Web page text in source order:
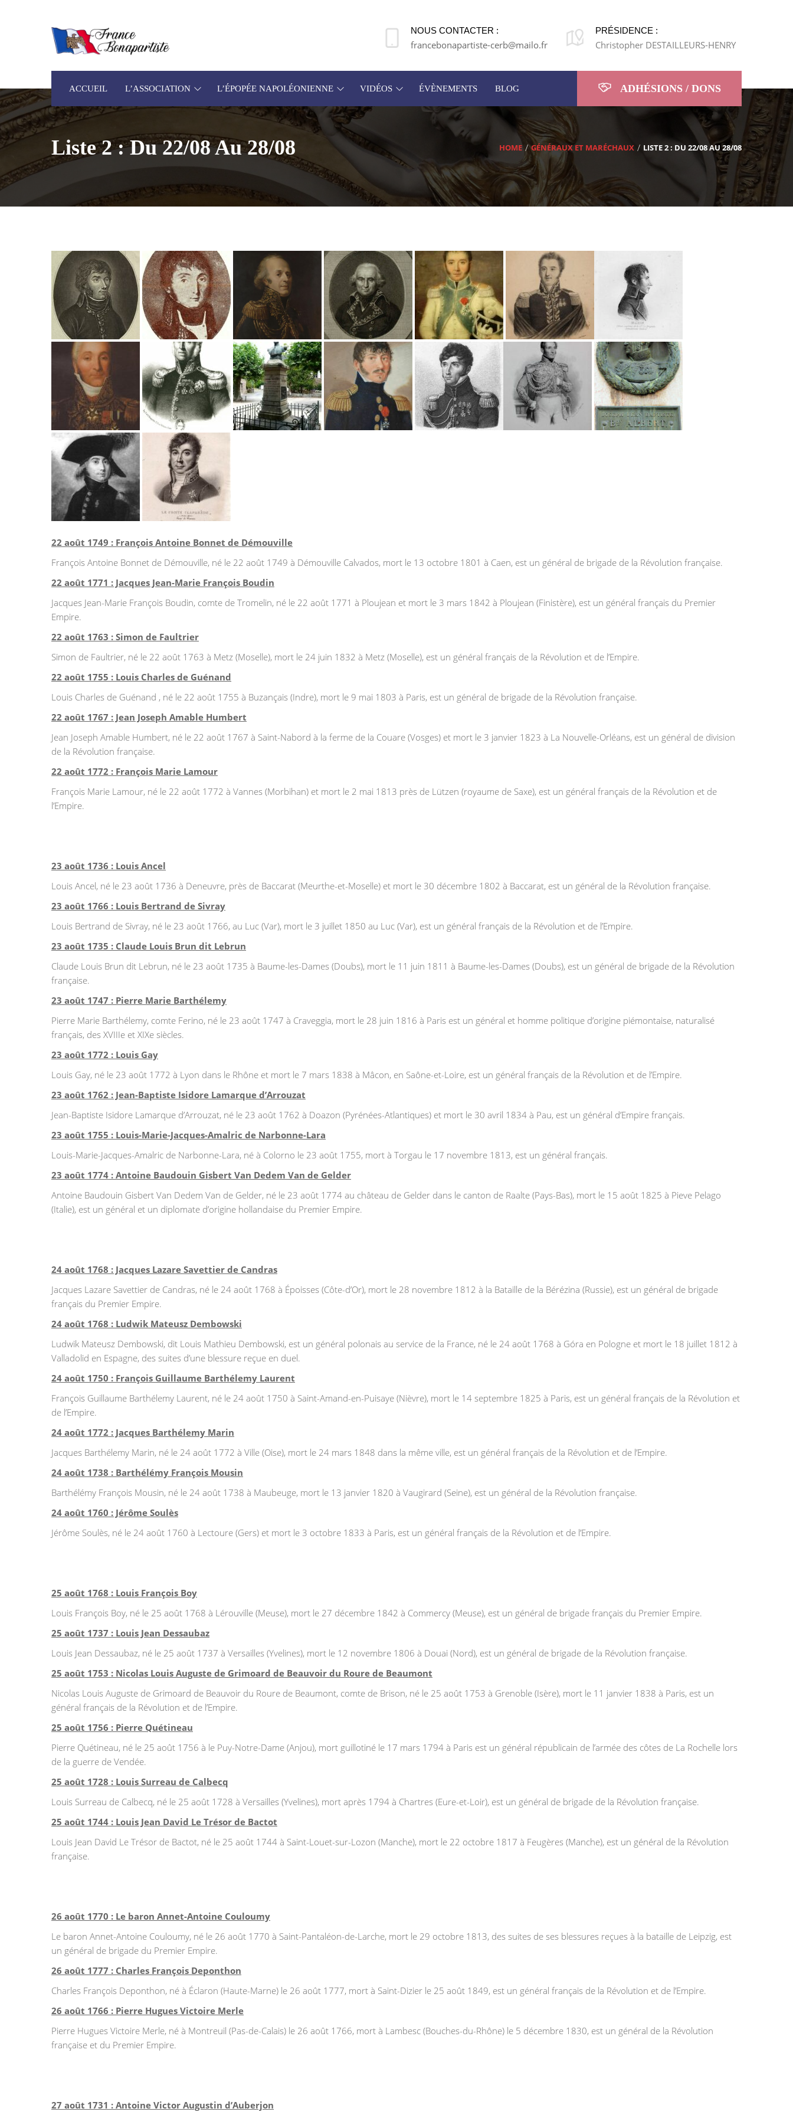
NOUS CONTACTER :
francebonapartiste-cerb@mailo.fr
PRÉSIDENCE :
Christopher DESTAILLEURS-HENRY
ACCUEIL L’ASSOCIATION L’ÉPOPÉE NAPOLÉONIENNE VIDÉOS ÉVÈNEMENTS BLOG ADHÉSIONS / DONS
Liste 2 : Du 22/08 Au 28/08 HOME GÉNÉRAUX ET MARÉCHAUX LISTE 2 : DU 22/08 AU 28/08
22 août 1749 : François Antoine Bonnet de Démouville
François Antoine Bonnet de Démouville, né le 22 août 1749 à Démouville Calvados, mort le 13 octobre 1801 à Caen, est un général de brigade de la Révolution française.
22 août 1771 : Jacques Jean-Marie François Boudin
Jacques Jean-Marie François Boudin, comte de Tromelin, né le 22 août 1771 à Ploujean et mort le 3 mars 1842 à Ploujean (Finistère), est un général français du Premier
Empire.
22 août 1763 : Simon de Faultrier
Simon de Faultrier, né le 22 août 1763 à Metz (Moselle), mort le 24 juin 1832 à Metz (Moselle), est un général français de la Révolution et de l’Empire.
22 août 1755 : Louis Charles de Guénand
Louis Charles de Guénand , né le 22 août 1755 à Buzançais (Indre), mort le 9 mai 1803 à Paris, est un général de brigade de la Révolution française.
22 août 1767 : Jean Joseph Amable Humbert
Jean Joseph Amable Humbert, né le 22 août 1767 à Saint-Nabord à la ferme de la Couare (Vosges) et mort le 3 janvier 1823 à La Nouvelle-Orléans, est un général de division
de la Révolution française.
22 août 1772 : François Marie Lamour
François Marie Lamour, né le 22 août 1772 à Vannes (Morbihan) et mort le 2 mai 1813 près de Lützen (royaume de Saxe), est un général français de la Révolution et de
l’Empire.
23 août 1736 : Louis Ancel
Louis Ancel, né le 23 août 1736 à Deneuvre, près de Baccarat (Meurthe-et-Moselle) et mort le 30 décembre 1802 à Baccarat, est un général de la Révolution française.
23 août 1766 : Louis Bertrand de Sivray
Louis Bertrand de Sivray, né le 23 août 1766, au Luc (Var), mort le 3 juillet 1850 au Luc (Var), est un général français de la Révolution et de l’Empire.
23 août 1735 : Claude Louis Brun dit Lebrun
Claude Louis Brun dit Lebrun, né le 23 août 1735 à Baume-les-Dames (Doubs), mort le 11 juin 1811 à Baume-les-Dames (Doubs), est un général de brigade de la Révolution
française.
23 août 1747 : Pierre Marie Barthélemy
Pierre Marie Barthélemy, comte Ferino, né le 23 août 1747 à Craveggia, mort le 28 juin 1816 à Paris est un général et homme politique d’origine piémontaise, naturalisé
français, des XVIIIe et XIXe siècles.
23 août 1772 : Louis Gay
Louis Gay, né le 23 août 1772 à Lyon dans le Rhône et mort le 7 mars 1838 à Mâcon, en Saône-et-Loire, est un général français de la Révolution et de l’Empire.
23 août 1762 : Jean-Baptiste Isidore Lamarque d’Arrouzat
Jean-Baptiste Isidore Lamarque d’Arrouzat, né le 23 août 1762 à Doazon (Pyrénées-Atlantiques) et mort le 30 avril 1834 à Pau, est un général d’Empire français.
23 août 1755 : Louis-Marie-Jacques-Amalric de Narbonne-Lara
Louis-Marie-Jacques-Amalric de Narbonne-Lara, né à Colorno le 23 août 1755, mort à Torgau le 17 novembre 1813, est un général français.
23 août 1774 : Antoine Baudouin Gisbert Van Dedem Van de Gelder
Antoine Baudouin Gisbert Van Dedem Van de Gelder, né le 23 août 1774 au château de Gelder dans le canton de Raalte (Pays-Bas), mort le 15 août 1825 à Pieve Pelago
(Italie), est un général et un diplomate d’origine hollandaise du Premier Empire.
24 août 1768 : Jacques Lazare Savettier de Candras
Jacques Lazare Savettier de Candras, né le 24 août 1768 à Époisses (Côte-d’Or), mort le 28 novembre 1812 à la Bataille de la Bérézina (Russie), est un général de brigade
français du Premier Empire.
24 août 1768 : Ludwik Mateusz Dembowski
Ludwik Mateusz Dembowski, dit Louis Mathieu Dembowski, est un général polonais au service de la France, né le 24 août 1768 à Góra en Pologne et mort le 18 juillet 1812 à
Valladolid en Espagne, des suites d’une blessure reçue en duel.
24 août 1750 : François Guillaume Barthélemy Laurent
François Guillaume Barthélemy Laurent, né le 24 août 1750 à Saint-Amand-en-Puisaye (Nièvre), mort le 14 septembre 1825 à Paris, est un général français de la Révolution et
de l’Empire.
24 août 1772 : Jacques Barthélemy Marin
Jacques Barthélemy Marin, né le 24 août 1772 à Ville (Oise), mort le 24 mars 1848 dans la même ville, est un général français de la Révolution et de l’Empire.
24 août 1738 : Barthélémy François Mousin
Barthélémy François Mousin, né le 24 août 1738 à Maubeuge, mort le 13 janvier 1820 à Vaugirard (Seine), est un général de la Révolution française.
24 août 1760 : Jérôme Soulès
Jérôme Soulès, né le 24 août 1760 à Lectoure (Gers) et mort le 3 octobre 1833 à Paris, est un général français de la Révolution et de l’Empire.
25 août 1768 : Louis François Boy
Louis François Boy, né le 25 août 1768 à Lérouville (Meuse), mort le 27 décembre 1842 à Commercy (Meuse), est un général de brigade français du Premier Empire.
25 août 1737 : Louis Jean Dessaubaz
Louis Jean Dessaubaz, né le 25 août 1737 à Versailles (Yvelines), mort le 12 novembre 1806 à Douai (Nord), est un général de brigade de la Révolution française.
25 août 1753 : Nicolas Louis Auguste de Grimoard de Beauvoir du Roure de Beaumont
Nicolas Louis Auguste de Grimoard de Beauvoir du Roure de Beaumont, comte de Brison, né le 25 août 1753 à Grenoble (Isère), mort le 11 janvier 1838 à Paris, est un
général français de la Révolution et de l’Empire.
25 août 1756 : Pierre Quétineau
Pierre Quétineau, né le 25 août 1756 à le Puy-Notre-Dame (Anjou), mort guillotiné le 17 mars 1794 à Paris est un général républicain de l’armée des côtes de La Rochelle lors
de la guerre de Vendée.
25 août 1728 : Louis Surreau de Calbecq
Louis Surreau de Calbecq, né le 25 août 1728 à Versailles (Yvelines), mort après 1794 à Chartres (Eure-et-Loir), est un général de brigade de la Révolution française.
25 août 1744 : Louis Jean David Le Trésor de Bactot
Louis Jean David Le Trésor de Bactot, né le 25 août 1744 à Saint-Louet-sur-Lozon (Manche), mort le 22 octobre 1817 à Feugères (Manche), est un général de la Révolution
française.
26 août 1770 : Le baron Annet-Antoine Couloumy
Le baron Annet-Antoine Couloumy, né le 26 août 1770 à Saint-Pantaléon-de-Larche, mort le 29 octobre 1813, des suites de ses blessures reçues à la bataille de Leipzig, est
un général de brigade du Premier Empire.
26 août 1777 : Charles François Deponthon
Charles François Deponthon, né à Éclaron (Haute-Marne) le 26 août 1777, mort à Saint-Dizier le 25 août 1849, est un général français de la Révolution et de l’Empire.
26 août 1766 : Pierre Hugues Victoire Merle
Pierre Hugues Victoire Merle, né à Montreuil (Pas-de-Calais) le 26 août 1766, mort à Lambesc (Bouches-du-Rhône) le 5 décembre 1830, est un général de la Révolution
française et du Premier Empire.
27 août 1731 : Antoine Victor Augustin d’Auberjon